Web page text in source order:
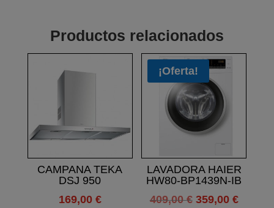
Productos relacionados
CAMPANA TEKA
DSJ 950
169,00 €
¡Oferta!
LAVADORA HAIER
HW80-BP1439N-IB
409,00€ El
359,00 €El